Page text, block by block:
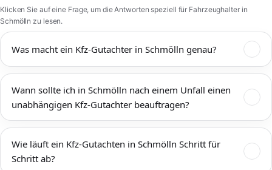
Klicken Sie auf eine Frage, um die Antworten speziell für Fahrzeughalter in
Schmölln zu lesen.
Was macht ein Kfz-Gutachter in Schmölln genau?
bewertet den technischen und wirtschaftlichen Zustand Ihres
Fahrzeugs und ermittelt Reparaturkosten,
Wiederbeschaffungswert, Restwert und mögliche
Versicherungen, Werkstätten, Rechtsanwälten und Gerichten
Wann sollte ich in Schmölln nach einem Unfall einen
unabhängigen Kfz-Gutachter beauftragen?
immer dann beauftragen, wenn mehr als ein offensichtlicher
Bagatellschaden vorliegt oder die tatsächliche Schadenshöhe
Wie läuft ein Kfz-Gutachten in Schmölln Schritt für
Schritt ab?